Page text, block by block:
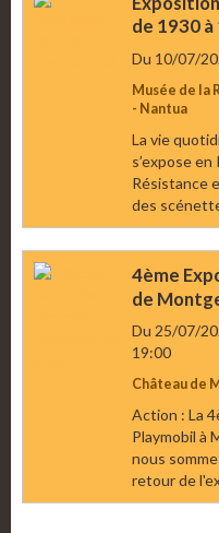
de 1930
Du 10/07/
Musée de la
- Nantua
La vie
s’expose en
Résistance
des
4ème
de
Du 25/07/
19:00
Château de
Action : La
Playmobil à
nous
retour de